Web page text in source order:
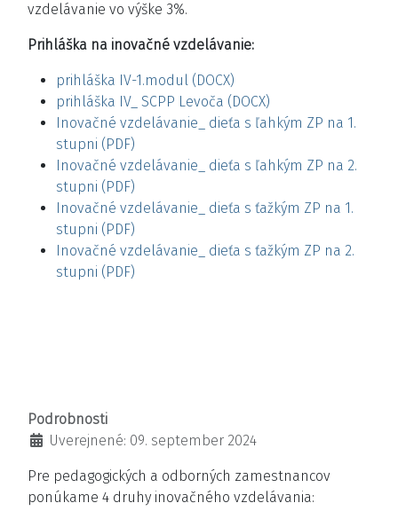
vzdelávanie vo výške 3%.
Prihláška na inovačné vzdelávanie:
prihláška IV-1.modul (DOCX)
prihláška IV_ SCPP Levoča (DOCX)
Inovačné vzdelávanie_ dieťa s ľahkým ZP na 1.
stupni (PDF)
Inovačné vzdelávanie_ dieťa s ľahkým ZP na 2.
stupni (PDF)
Inovačné vzdelávanie_ dieťa s ťažkým ZP na 1.
stupni (PDF)
Inovačné vzdelávanie_ dieťa s ťažkým ZP na 2.
stupni (PDF)
Podrobnosti
Uverejnené: 09. september 2024
Pre pedagogických a odborných zamestnancov
ponúkame 4 druhy inovačného vzdelávania: